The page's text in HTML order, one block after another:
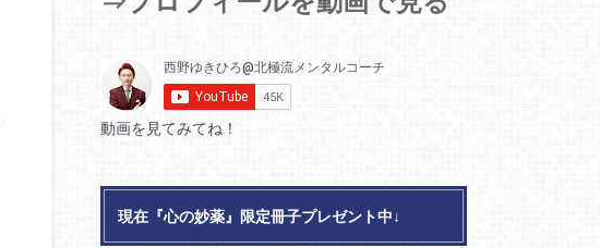
動画を見てみてね！
現在『心の妙薬』限定冊子プレゼント中↓